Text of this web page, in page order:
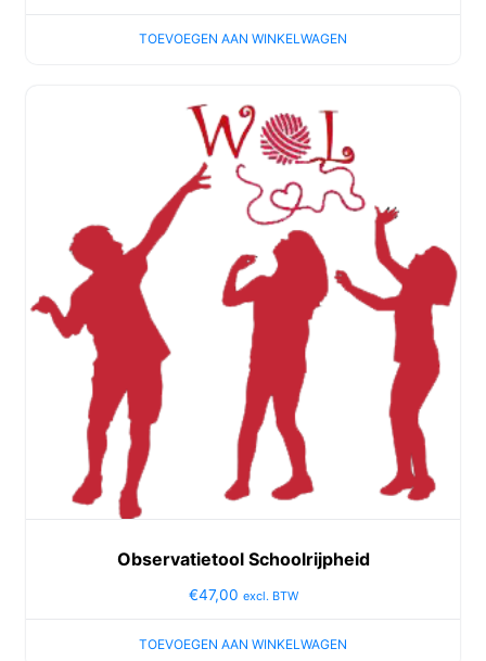
TOEVOEGEN AAN WINKELWAGEN
Observatietool Schoolrijpheid
€47,00 excl. BTW
TOEVOEGEN AAN WINKELWAGEN